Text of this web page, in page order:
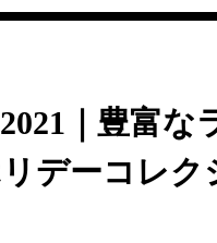
｜豊富
デーコレク